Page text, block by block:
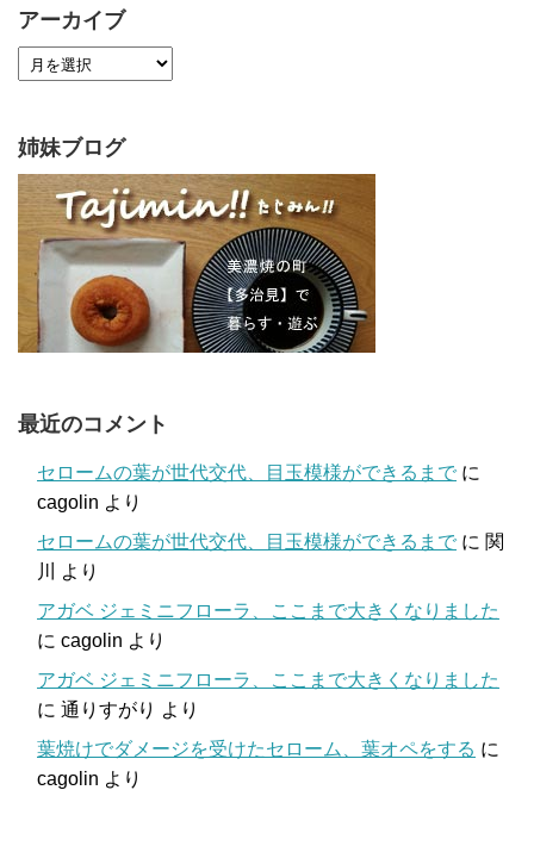
アーカイブ
姉妹ブログ
最近のコメント
セロームの葉が世代交代、目玉模様ができるまで に
cagolin より
セロームの葉が世代交代、目玉模様ができるまで に 関
川
より
アガベ ジェミニフローラ、ここまで大きくなりました
に cagolin より
アガベ ジェミニフローラ、ここまで大きくなりました
に 通りすがり より
葉焼けでダメージを受けたセローム、葉オペをする に
cagolin より